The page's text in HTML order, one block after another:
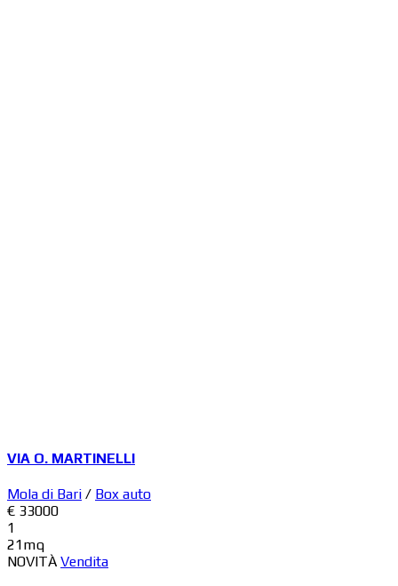
VIA O. MARTINELLI
Mola di Bari / Box auto
€ 33000
1
21mq
NOVITÀ Vendita